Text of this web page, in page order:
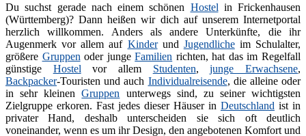
Du suchst gerade nach einem schönen Hostel in Frickenhausen
(Württemberg)? Dann heißen wir dich auf unserem Internetportal
herzlich willkommen. Anders als andere Unterkünfte, die ihr
Augenmerk vor allem auf Kinderund Jugendlicheim Schulalter,
größere Gruppen oder jungeFamilien richten, hat das im Regelfall
günstige Hostel vor allem Studenten,junge Erwachsene,
Backpacker-Touristen und auch Individualreisende, die alleine oder
in sehr kleinenGruppen unterwegs sind, zu seiner wichtigsten
Zielgruppe erkoren. Fast jedes dieser Häuser in Deutschland ist in
privater Hand, deshalb unterscheiden sie sich oft deutlich
voneinander, wenn es um ihr Design, den angebotenen Komfort und